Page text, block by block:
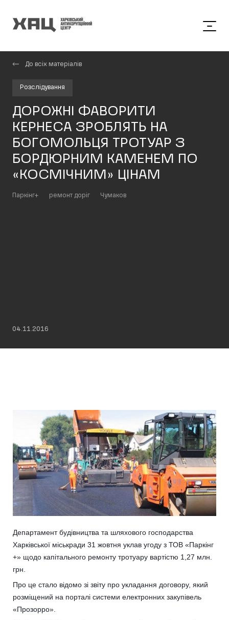
До всіх матеріалів
Розслідування
ДОРОЖНІ ФАВОРИТИ
КЕРНЕСА ЗРОБЛЯТЬ НА
БОГОМОЛЬЦЯ ТРОТУАР З
БОРДЮРНИМ КАМЕНЕМ ПО
«КОСМІЧНИМ» ЦІНАМ
Паркінг+ ремонт доріг Чумаков
04.11.2016
Департамент будівництва та шляхового господарства
Харківської міськради 31 жовтня уклав угоду з ТОВ «Паркінг
+» щодо капітального ремонту тротуару вартістю 1,27 млн.
грн.
Про це стало відомо зі звіту про укладання договору, який
розміщений на порталі системи електронних закупівель
«Прозорро».